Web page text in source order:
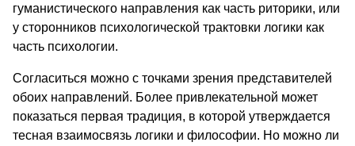
гуманистического направления как часть риторики, или
у сторонников психологической трактовки логики как
часть психологии.
Согласиться можно с точками зрения представителей
обоих направлений. Более привлекательной может
показаться первая традиция, в которой утверждается
тесная взаимосвязь логики и философии. Но можно ли